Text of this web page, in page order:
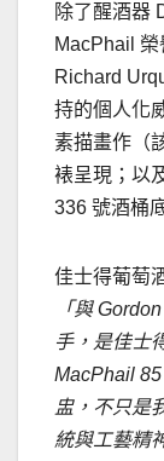
除了醒酒器
MacPhail 榮
Richard
持的個人化
素描畫作（
裱呈現；以
336 號酒桶
佳士得葡萄
「與Gordon
手，是佳士
MacPhail
盅，不只是
統與工藝精